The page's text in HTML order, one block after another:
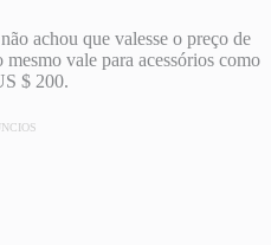
achou que valesse o preço de
vale para acessórios como
$ 200.